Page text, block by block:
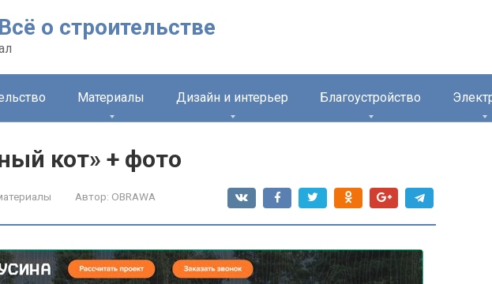
о строительстве
Материалы Дизайн и интерьер Благоустройство
кот» + фото
Автор: OBRAWA